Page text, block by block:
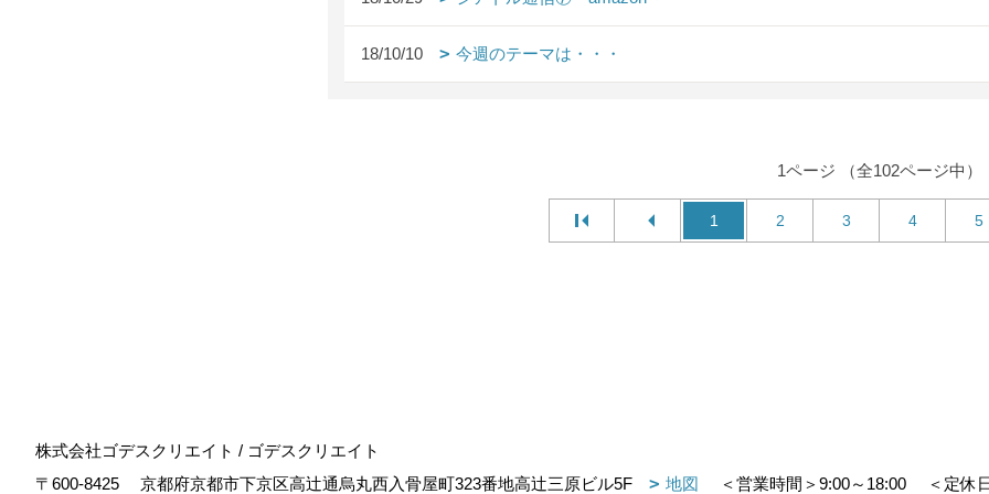
18/10/10 今週のテーマは・・・
1ページ （全102ページ中）
1 2 3 4 5
株式会社ゴデスクリエイト / ゴデスクリエイト
〒600-8425
京都府京都市下京区高辻通烏丸西入骨屋町323番地高辻三原ビル5F 地図 ＜営業時間＞9:00～18:00 ＜定休